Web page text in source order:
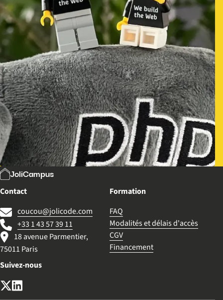
JoliCampus
Contact
coucou@jolicode.com
+33 1 43 57 39 11
18 avenue Parmentier,
75011 Paris
Formation
FAQ
Modalités et délais d'accès
CGV
Financement
Suivez-nous
X (anciennement Twitter)
LinkedIn